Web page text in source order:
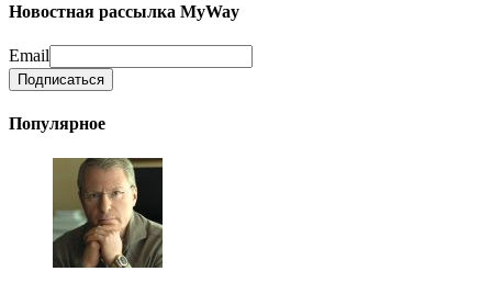
Новостная рассылка MyWay
Email
Популярное